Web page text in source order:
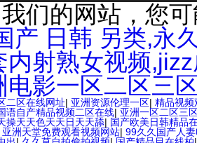
们的网站，您
产 日韩 另类,永
内射熟女视频
电影一区二区三
二区在线网址| 亚洲资源伦理一区| 精品视频
语自产精品视频二区在线| 亚洲一区二区三
操天天色天天日天天舔| 国产欧美日韩精品
亚洲天堂免费观看视频网站| 99久久国产人